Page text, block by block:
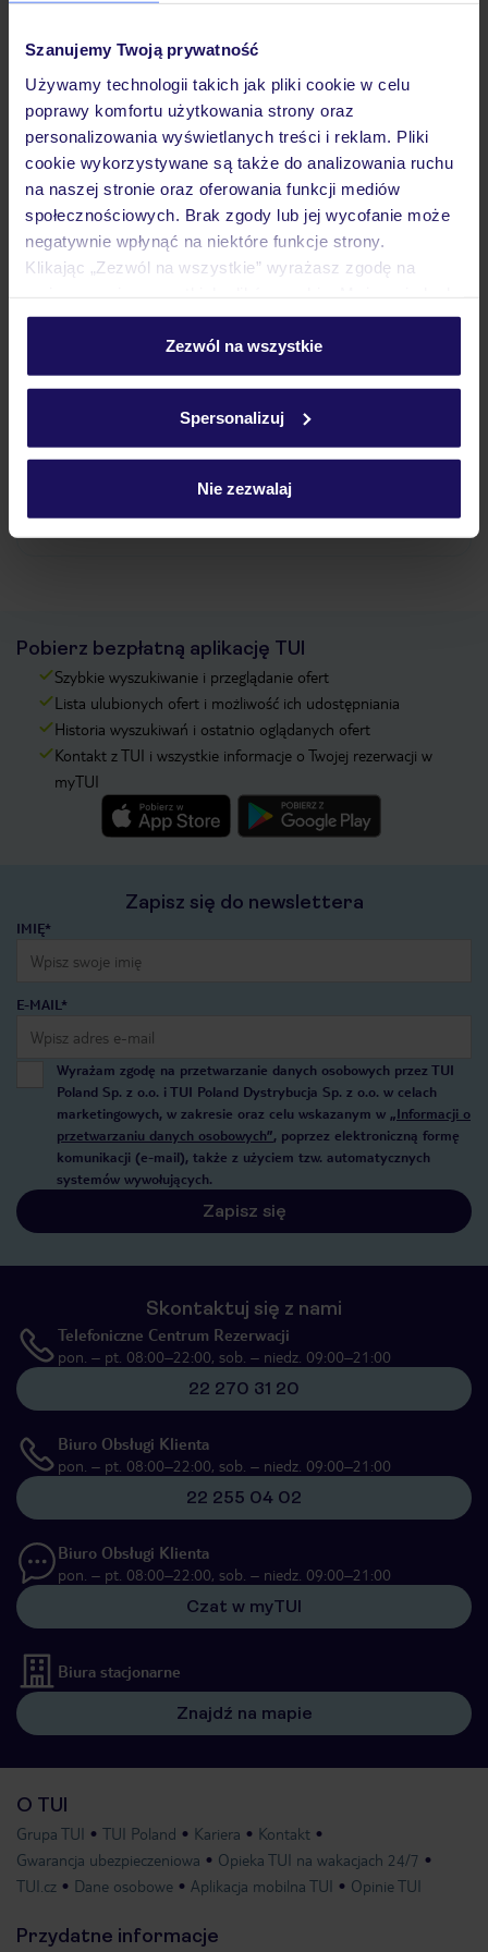
Szanujemy Twoją prywatność
Używamy technologii takich jak pliki cookie w celu
poprawy komfortu użytkowania strony oraz
personalizowania wyświetlanych treści i reklam. Pliki
cookie wykorzystywane są także do analizowania ruchu
na naszej stronie oraz oferowania funkcji mediów
społecznościowych. Brak zgody lub jej wycofanie może
negatywnie wpłynąć na niektóre funkcje strony.
Klikając „Zezwól na wszystkie” wyrażasz zgodę na
personalizować swój wybór wchodząc w zakładkę
Szczegółowe informacje o plikach cookie znajdziesz
Zezwól na wszystkie
Spersonalizuj
Nie zezwalaj
Wyżywienie
Atrakcje
Ważne informacje
Czy w Hotelu będzie przedstawiciel TUI?
Na jakiej podstawie i gdzie otrzymam karty
Zobacz więcej
Pobierz bezpłatną aplikację TUI
Szybkie wyszukiwanie i przeglądanie ofert
Lista ulubionych ofert i możliwość ich udostępniania
Historia wyszukiwań i ostatnio oglądanych ofert
Kontakt z TUI i wszystkie informacje o Twojej rezerwacji w
myTUI
Zapisz się do newslettera
IMIĘ*
E-MAIL*
Wyrażam zgodę na przetwarzanie danych osobowych przez TUI
Poland Sp. z o.o. i TUI Poland Dystrybucja Sp. z o.o. w celach
marketingowych, w zakresie oraz celu wskazanym w „Informacji o
przetwarzaniu danych osobowych”, poprzez elektroniczną formę
komunikacji (e-mail), także z użyciem tzw. automatycznych
systemów wywołujących.
Zapisz się
Skontaktuj się z nami
Telefoniczne Centrum Rezerwacji
pon. – pt. 08:00–22:00, sob. – niedz. 09:00–21:00
22 270 31 20
Biuro Obsługi Klienta
pon. – pt. 08:00–22:00, sob. – niedz. 09:00–21:00
22 255 04 02
Biuro Obsługi Klienta
pon. – pt. 08:00–22:00, sob. – niedz. 09:00–21:00
Czat w myTUI
Biura stacjonarne
Znajdź na mapie
O TUI
Grupa TUI TUI Poland Kariera
Kontakt
Gwarancja ubezpieczeniowa
Opieka TUI na wakacjach 24/7
TUI.cz
Dane osobowe Aplikacja mobilna TUI Opinie TUI
Przydatne informacje